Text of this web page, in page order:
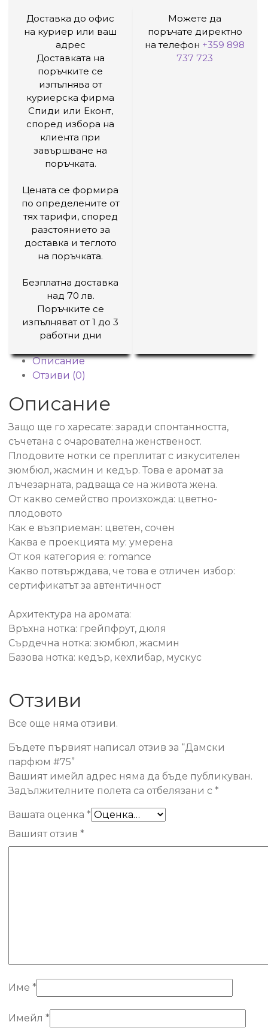
Доставка до офис
на куриер или ваш
адрес
Доставката на
поръчките се
изпълнява от
куриерска фирма
Спиди или Еконт,
според избора на
клиента при
завършване на
поръчката.
Цената се формира
по определените от
тях тарифи, според
разстоянието за
доставка и теглото
на поръчката.
Безплатна доставка
над 70 лв.
Поръчките се
изпълняват от 1 до 3
работни дни
Можете да
поръчате директно
на телефон +359 898
737 723
Описание
Отзиви (0)
Описание
Защо ще го харесате: заради спонтанността,
съчетана с очарователна женственост.
Плодовите нотки се преплитат с изкусителен
зюмбюл, жасмин и кедър. Това е аромат за
лъчезарната, радваща се на живота жена.
От какво семейство произхожда: цветно-
плодовото
Как е възприеман: цветен, сочен
Каква е проекцията му: умерена
От коя категория е: romance
Какво потвърждава, че това е отличен избор:
сертификатът за автентичност
Архитектура на аромата:
Връхна нотка: грейпфрут, дюля
Сърдечна нотка: зюмбюл, жасмин
Базова нотка: кедър, кехлибар, мускус
Отзиви
Все още няма отзиви.
Бъдете първият написал отзив за “Дамски
парфюм #75”
Вашият имейл адрес няма да бъде публикуван.
Задължителните полета са отбелязани с *
Вашата оценка *
Вашият отзив *
Име *
Имейл *